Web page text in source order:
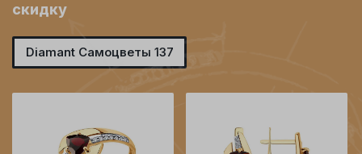
скидку
Diamant Самоцветы 137